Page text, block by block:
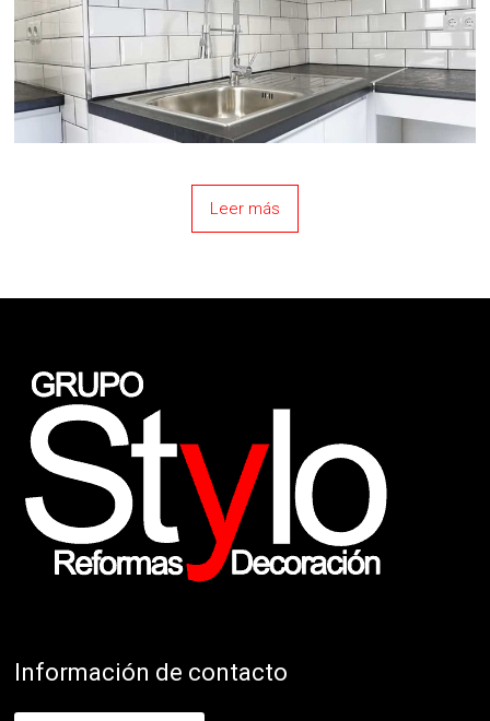
Leer más
Información de contacto